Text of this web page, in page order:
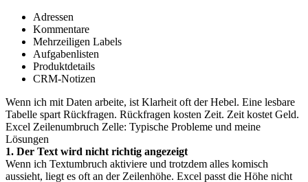
Adressen
Kommentare
Mehrzeiligen Labels
Aufgabenlisten
Produktdetails
CRM-Notizen
Wenn ich mit Daten arbeite, ist Klarheit oft der Hebel. Eine lesbare
Tabelle spart Rückfragen. Rückfragen kosten Zeit. Zeit kostet Geld.
Excel Zeilenumbruch Zelle: Typische Probleme und meine
Lösungen
1. Der Text wird nicht richtig angezeigt
Wenn ich Textumbruch aktiviere und trotzdem alles komisch
aussieht, liegt es oft an der Zeilenhöhe. Excel passt die Höhe nicht